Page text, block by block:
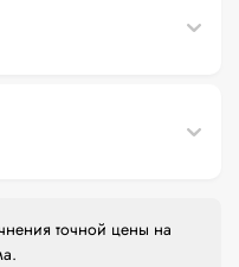
точной цены на